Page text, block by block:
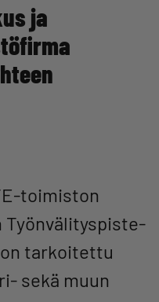
ja
toimiston
tarkoitettu
sekä muun